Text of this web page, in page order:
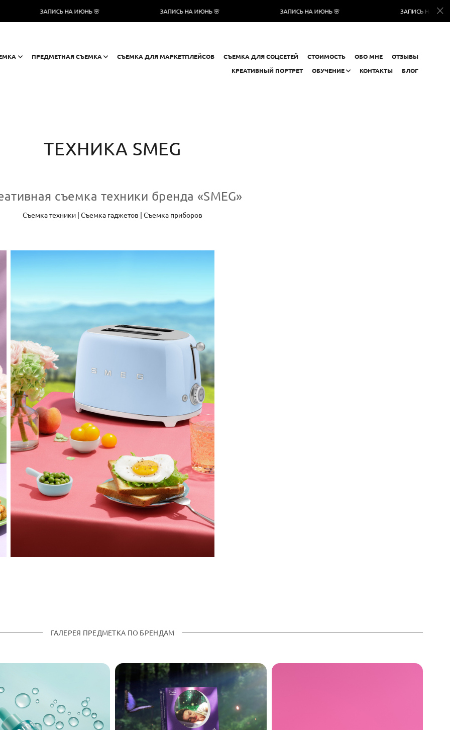
ПРЕДМЕТНАЯ СЪЕМКА СЪЕМКА ДЛЯ МАРКЕТПЛЕЙСОВ СЪЕМКА ДЛЯ СОЦСЕТЕЙ СТОИМОСТЬ ОБО МНЕ
ОТЗЫВЫ
КРЕАТИВНЫЙ ПОРТРЕТ
ОБУЧЕНИЕ КОНТАКТЫ БЛОГ
ТЕХНИКА SMEG
съемка техники бренда «SMEG»
Съемка техники | Съемка гаджетов | Съемка приборов
ГАЛЕРЕЯ ПРЕДМЕТКА ПО БРЕНДАМ
ЗАПИСЬ НА ИЮНЬ 🌸 ЗАПИСЬ НА ИЮНЬ 🌸 ЗАПИСЬ НА ИЮНЬ 🌸 ЗАПИСЬ НА ИЮНЬ 🌸